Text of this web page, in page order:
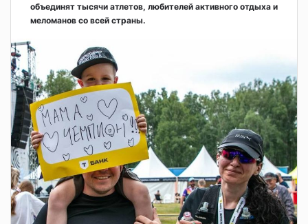
объединят тысячи атлетов, любителей активного отдыха и
меломанов со всей страны.